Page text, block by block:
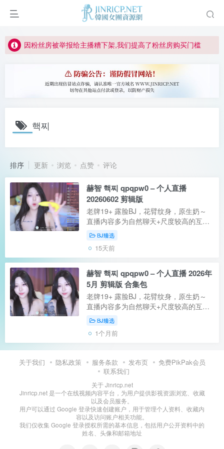
如何获得 Jinricp.net 网站邀请码
因粉丝房被举报给主播糟下架,我们提高了粉丝房购买门槛
所有ED2K链接仅支持115网盘/PikPak网盘，其它网盘均不支持
关于 PikPak 下播放视频呈现 “一条线” 的问题报告
如何获得 Jinricp.net 网站邀请码
핵찌
排序 更新 浏览 点赞 评论
赫智 핵찌 qpqpw0 – 个人直播
20260602 剪辑版
老牌19+ 露脸BJ，花臂纹身，原生奶～
直播内容多为自然聊天+尺度较高的互
动，近期常出现“自然D컵”“강퇴 뒤져도
없는방”等标签，属于肯露、持久输出的
类型。本月只播了一期…… 【资源类
型】...
BJ臻选
15天前
赫智 핵찌 qpqpw0 – 个人直播 2026年
5月 剪辑版 合集包
老牌19+ 露脸BJ，花臂纹身，原生奶～
直播内容多为自然聊天+尺度较高的互
动，近期常出现“自然D컵”“강퇴 뒤져도
없는방”等标签，属于肯露、持久输出的
类型 【资源类型】：自录视频【是否有
BJ臻选
1个月前
关于我们 隐私政策 服务条款 发布页
免费PikPak会员
联系我们
关于 Jinricp.net
Jinricp.net 是一个在线视频内容平台，为用户提供影视资源浏览、收藏
以及会员服务。
用户可以通过 Google 登录快速创建账户，用于管理个人资料、收藏内
容以及访问账户相关功能。
我们仅收集 Google 登录授权所需的基本信息，包括用户公开资料中的
姓名、头像和邮箱地址